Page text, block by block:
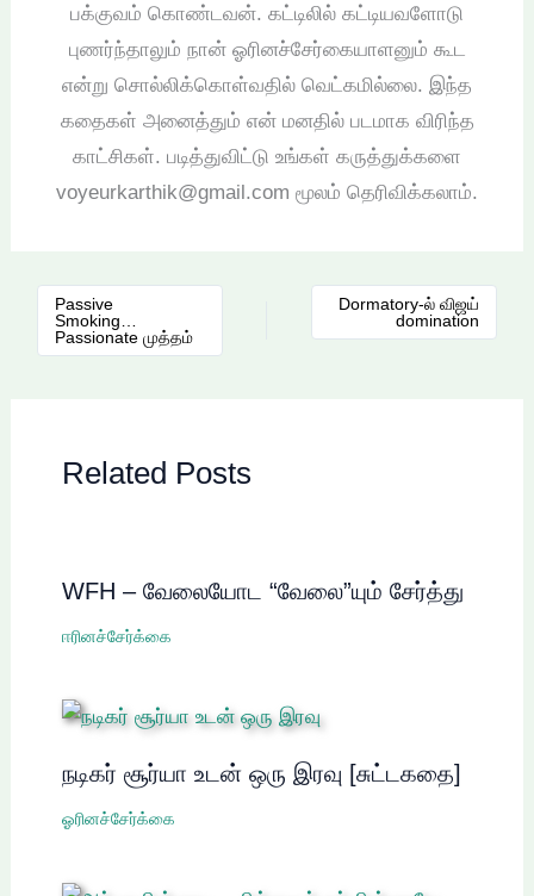
பக்குவம் கொண்டவன். கட்டிலில் கட்டியவளோடு
புணர்ந்தாலும் நான் ஓரினச்சேர்கையாளனும் கூட
என்று சொல்லிக்கொள்வதில் வெட்கமில்லை. இந்த
கதைகள் அனைத்தும் என் மனதில் படமாக விரிந்த
காட்சிகள். படித்துவிட்டு உங்கள் கருத்துக்களை
voyeurkarthik@gmail.com மூலம் தெரிவிக்கலாம்.
Passive
Smoking…
Passionate முத்தம்
Dormatory-ல் விஜய்
domination
Related Posts
WFH – வேலையோட “வேலை”யும் சேர்த்து
ஈரினச்சேர்க்கை
நடிகர் சூர்யா உடன் ஒரு இரவு [சுட்டகதை]
ஓரினச்சேர்க்கை